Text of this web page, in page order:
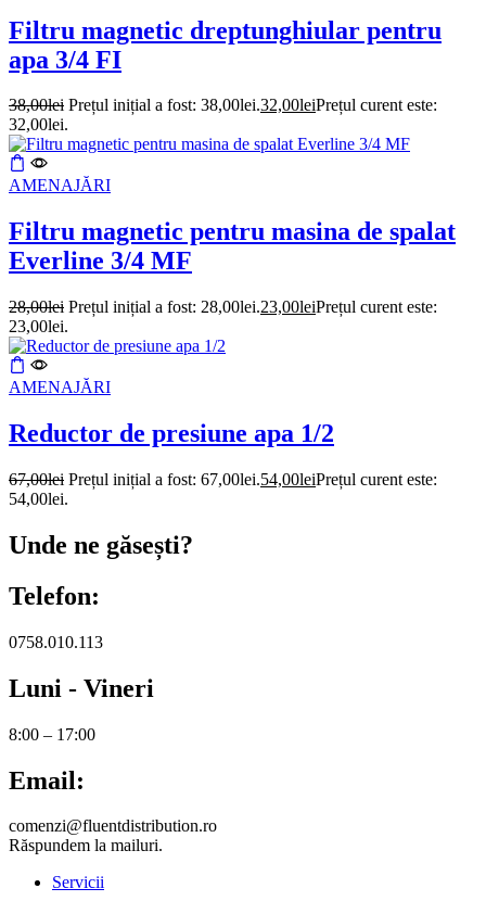
Filtru magnetic dreptunghiular pentru
apa 3/4 FI
38,00lei Prețul inițial a fost: 38,00lei.32,00leiPrețul curent este:
32,00lei.
AMENAJĂRI
Filtru magnetic pentru masina de spalat
Everline 3/4 MF
28,00lei Prețul inițial a fost: 28,00lei.23,00leiPrețul curent este:
23,00lei.
AMENAJĂRI
Reductor de presiune apa 1/2
67,00lei Prețul inițial a fost: 67,00lei.54,00leiPrețul curent este:
54,00lei.
Unde ne găsești?
Telefon:
0758.010.113
Luni - Vineri
8:00 – 17:00
Email:
comenzi@fluentdistribution.ro
Răspundem la mailuri.
Servicii